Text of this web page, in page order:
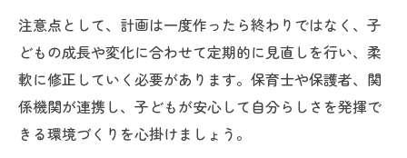
注意点として、計画は一度作ったら終わりではなく、子
どもの成長や変化に合わせて定期的に見直しを行い、柔
軟に修正していく必要があります。保育士や保護者、関
係機関が連携し、子どもが安心して自分らしさを発揮で
きる環境づくりを心掛けましょう。